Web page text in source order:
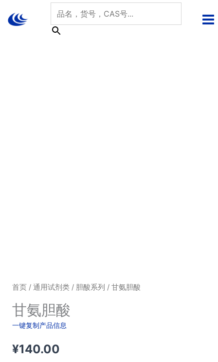
首页/ 通用试剂类/ 胆酸系列 / 甘氨胆酸
甘氨胆酸
一键复制产品信息
¥140.00